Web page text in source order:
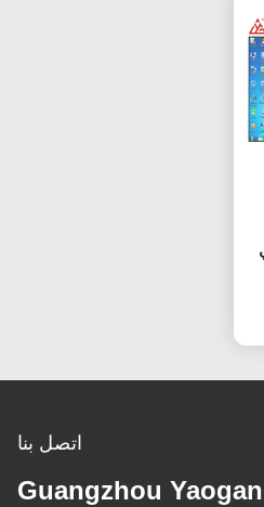
اتصل بنا
Guangzhou